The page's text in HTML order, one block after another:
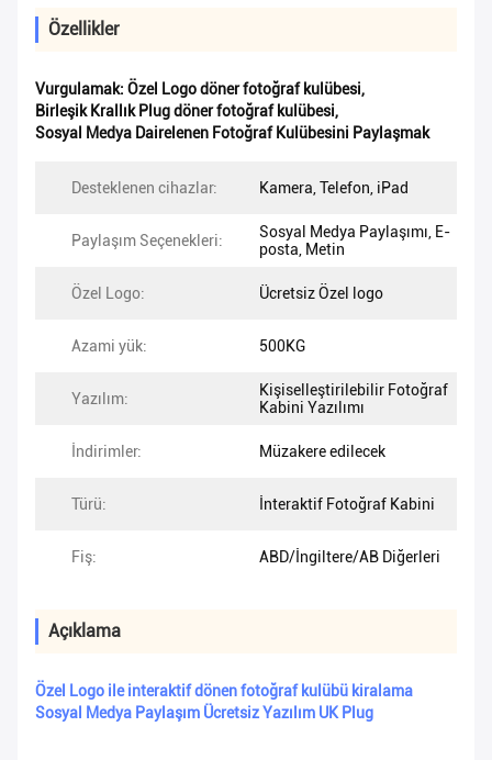
Özellikler
Vurgulamak: Özel Logo döner fotoğraf kulübesi,
Birleşik Krallık Plug döner fotoğraf kulübesi,
Sosyal Medya Dairelenen Fotoğraf Kulübesini Paylaşmak
Desteklenen cihazlar: Kamera, Telefon, iPad
Paylaşım Seçenekleri:
Sosyal Medya Paylaşımı, E-
posta, Metin
Özel Logo: Ücretsiz Özel logo
Azami yük: 500KG
Yazılım:
Kişiselleştirilebilir Fotoğraf
Kabini Yazılımı
İndirimler: Müzakere edilecek
Türü: İnteraktif Fotoğraf Kabini
Fiş: ABD/İngiltere/AB Diğerleri
Açıklama
Özel Logo ile interaktif dönen fotoğraf kulübü kiralama
Sosyal Medya Paylaşım Ücretsiz Yazılım UK Plug